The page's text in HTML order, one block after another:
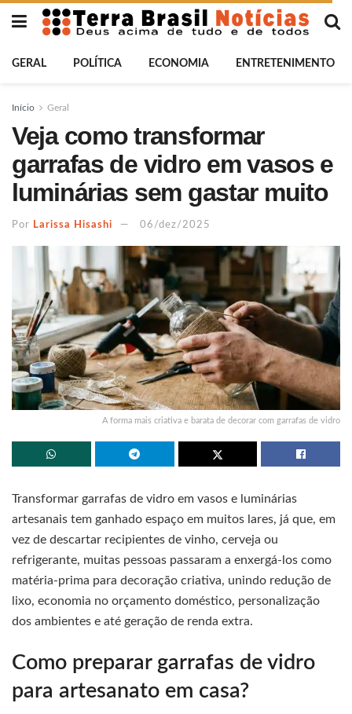
GERAL POLÍTICA ECONOMIA ENTRETENIMENTO
Início Geral
Veja como transformar
garrafas de vidro em vasos e
luminárias sem gastar muito
Por Larissa Hisashi 06/dez/2025
A forma mais criativa e barata de decorar com garrafas de vidro
Transformar garrafas de vidro em vasos e luminárias
artesanais tem ganhado espaço em muitos lares, já que, em
vez de descartar recipientes de vinho, cerveja ou
refrigerante, muitas pessoas passaram a enxergá-los como
matéria-prima para decoração criativa, unindo redução de
lixo, economia no orçamento doméstico, personalização
dos ambientes e até geração de renda extra.
Como preparar garrafas de vidro
para artesanato em casa?